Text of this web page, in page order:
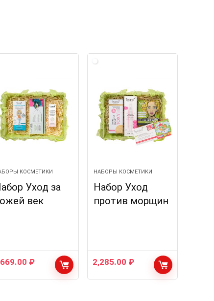
КОСМЕТИКИ
Уход за
век
₽
НАБОРЫ КОСМЕТИКИ
Набор Уход
против морщин
2,285.00 ₽